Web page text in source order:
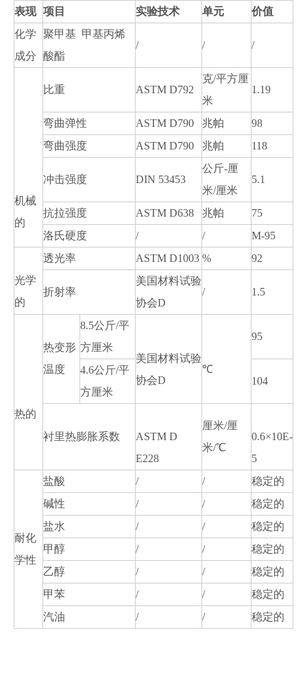
表现 项目 实验技术 单元
价值
化学
成分
聚甲基 甲基丙烯
酸酯
/ / /
机械
的
比重 ASTM D792
克/平方厘
米
1.19
弯曲弹性 ASTM D790 兆帕
98
弯曲强度
ASTM D790 兆帕 118
冲击强度 DIN 53453
公斤-厘
米/厘米
5.1
抗拉强度 ASTM D638 兆帕
75
洛氏硬度
/ / M-95
光学
的
透光率 ASTM D1003 % 92
折射率
美国材料试验
协会D
/ 1.5
热的
热变形
温度
8.5公斤/平
方厘米
美国材料试验
协会D
℃
95
4.6公斤/平
方厘米
104
衬里热膨胀系数
ASTM D
E228
厘米/厘
米/℃
0.6×10E-
5
耐化
学性
盐酸 / /
稳定的
碱性
/ /
稳定的
盐水
/ /
稳定的
甲醇
/ /
稳定的
乙醇
/ /
稳定的
甲苯
/ /
稳定的
汽油
/ / 稳定的